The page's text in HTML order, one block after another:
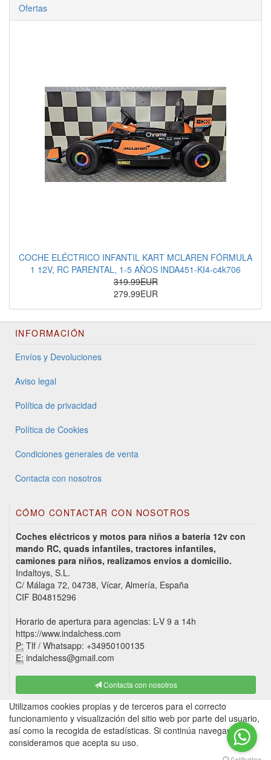
Ofertas
COCHE ELÉCTRICO INFANTIL KART MCLAREN FÓRMULA
1 12V, RC PARENTAL, 1-5 AÑOS INDA451-KI4-c4k706
319.99EUR
279.99EUR
INFORMACIÓN
Envíos y Devoluciones
Aviso legal
Política de privacidad
Política de Cookies
Condiciones generales de venta
Contacta con nosotros
CÓMO CONTACTAR CON NOSOTROS
Coches eléctricos y motos para niños a batería 12v con
mando RC, quads infantiles, tractores infantiles,
camiones para niños, realizamos envíos a domicilio.
Indaltoys, S.L.
C/ Málaga 72, 04738, Vícar, Almería, España
CIF B04815296
Horario de apertura para agencias: L-V 9 a 14h
https://www.indalchess.com
P: Tlf / Whatsapp: +34950100135
E: indalchess@gmail.com
Contacta con nosotros
Utilizamos cookies propias y de terceros para el correcto
funcionamiento y visualización del sitio web por parte del usuario,
así como la recogida de estadísticas. Si continúa navegando,
consideramos que acepta su uso.